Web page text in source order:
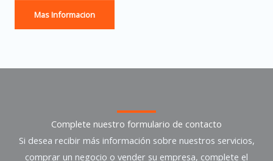
Mas Informacion
Complete nuestro formulario de contacto
Si desea recibir más información sobre nuestros servicios,
comprar un negocio o vender su empresa, complete el